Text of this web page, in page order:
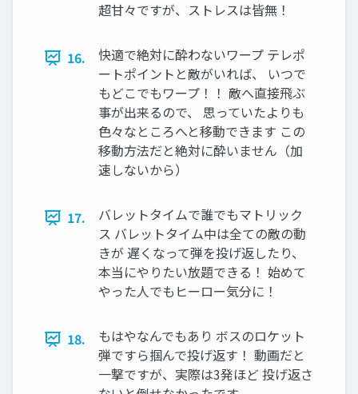
超甘々ですが、ストレスは皆無！
16.
快適で絶対に酔わないワープ テレポ
ートポイントと敵がいれば、 いつで
もどこでもワープ！！ 敵へ直接飛ぶ
事が出来るので、 思っていたよりも
色々なところへと移動できます この
移動方法だと絶対に酔いません（加
速しないから）
17.
バレットタイムで誰でもマトリック
ス バレットタイム中は全ての敵の動
きが 遅くなって弾を投げ返したり、
本当にやりたい放題できる！ 始めて
やった人でもヒーロー気分に！
18.
もはやなんでもあり ボスのロケット
弾ですら掴んで投げ返す！ 動画だと
一撃ですが、実際は3発ほど 投げ返さ